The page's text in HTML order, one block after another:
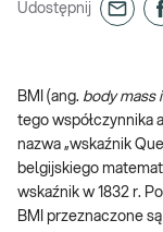
Udostępnij
BMI (ang. body mass
tego współczynnika
nazwa „wskaźnik
belgijskiego
wskaźnik w 1832 r.
BMI przeznaczone